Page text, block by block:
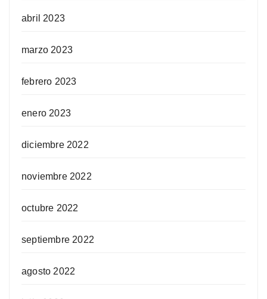
abril 2023
marzo 2023
febrero 2023
enero 2023
diciembre 2022
noviembre 2022
octubre 2022
septiembre 2022
agosto 2022